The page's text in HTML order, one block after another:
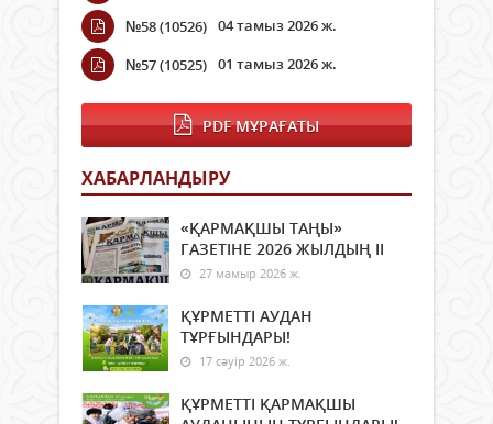
№58 (10526) 04 тамыз 2026 ж.
№57 (10525) 01 тамыз 2026 ж.
PDF МҰРАҒАТЫ
ХАБАРЛАНДЫРУ
«ҚАРМАҚШЫ ТАҢЫ»
ГАЗЕТІНЕ 2026 ЖЫЛДЫҢ ІI
27 мамыр 2026 ж.
ҚҰРМЕТТІ АУДАН
ТҰРҒЫНДАРЫ!
17 сәуір 2026 ж.
ҚҰРМЕТТІ ҚАРМАҚШЫ